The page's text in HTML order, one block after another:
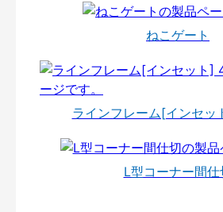
ねこゲート
ラインフレーム[インセッ
L型コーナー間仕